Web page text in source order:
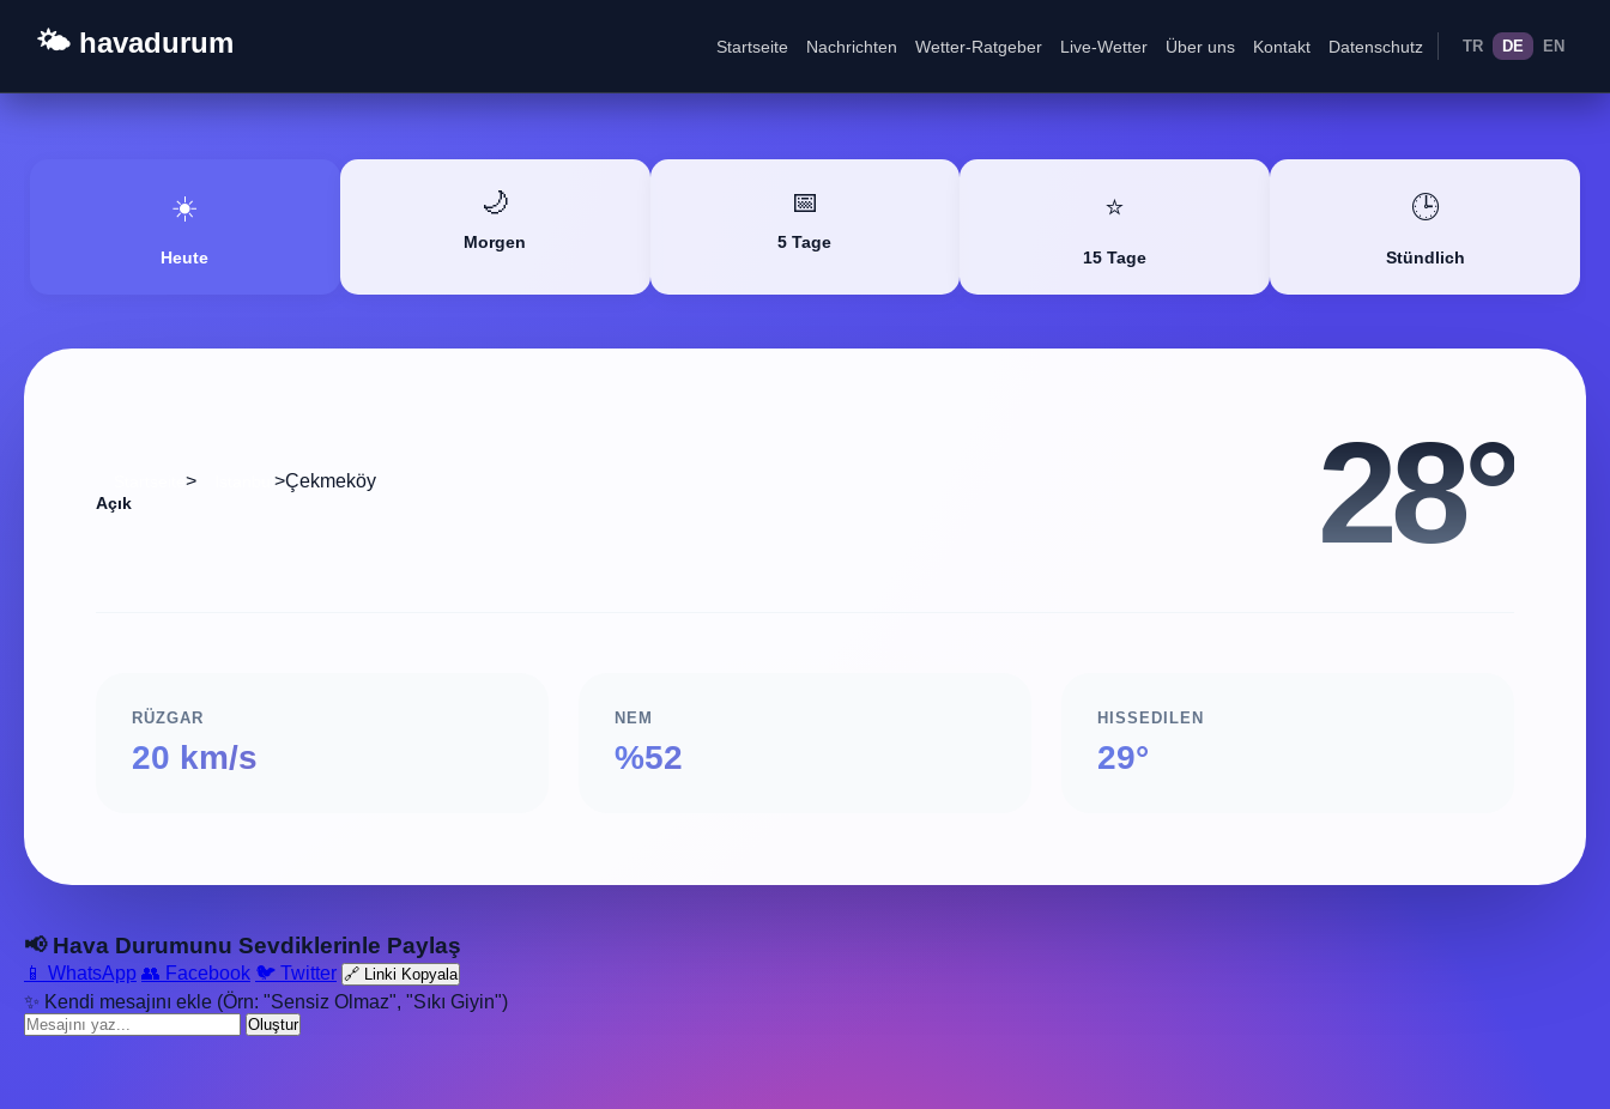
🌤️ havadurum Startseite Nachrichten Wetter-Ratgeber Live-Wetter Über uns Kontakt Datenschutz TR DE EN
☀️
Heute
🌙
Morgen
📅
5 Tage
⭐
15 Tage
🕒
Stündlich
> >Çekmeköy
Açık 28°
RÜZGAR
20 km/s
NEM
%52
HISSEDILEN
29°
📢 Hava Durumunu Sevdiklerinle Paylaş
📱 WhatsApp 👥 Facebook 🐦 Twitter 🔗 Linki Kopyala
✨ Kendi mesajını ekle (Örn: "Sensiz Olmaz", "Sıkı Giyin")
Oluştur